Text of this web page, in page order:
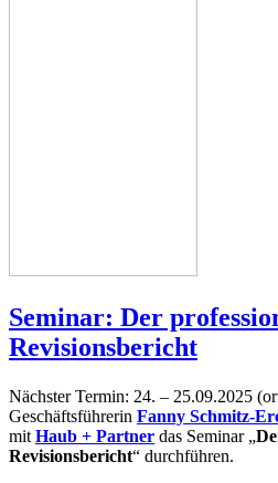
Seminar: Der
Revisionsbericht
Nächster Termin: 24. – 25.09.2025
Geschäftsführerin Fanny Schmitz-
mit Haub + Partner das Seminar „
Revisionsbericht“ durchführen.